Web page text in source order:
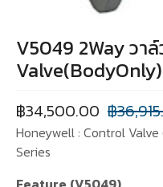
V5049 2Way วา
Valve(BodyOnly)
฿
฿34,500.00
Honeywell : Control
Series